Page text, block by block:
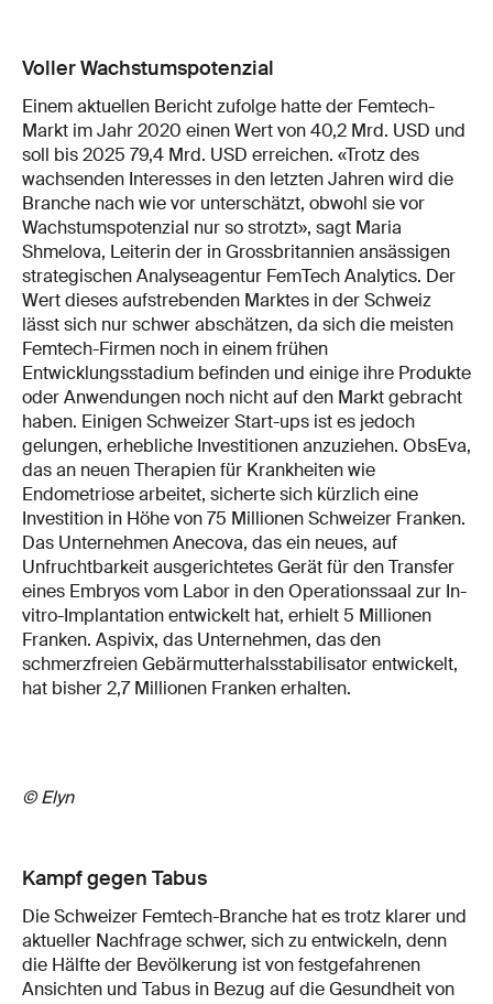
Voller Wachstumspotenzial
Einem aktuellen Bericht zufolge hatte der Femtech-
Markt im Jahr 2020 einen Wert von 40,2 Mrd. USD und
soll bis 2025 79,4 Mrd. USD erreichen. «Trotz des
wachsenden Interesses in den letzten Jahren wird die
Branche nach wie vor unterschätzt, obwohl sie vor
Wachstumspotenzial nur so strotzt», sagt Maria
Shmelova, Leiterin der in Grossbritannien ansässigen
strategischen Analyseagentur FemTech Analytics. Der
Wert dieses aufstrebenden Marktes in der Schweiz
lässt sich nur schwer abschätzen, da sich die meisten
Femtech-Firmen noch in einem frühen
Entwicklungsstadium befinden und einige ihre Produkte
oder Anwendungen noch nicht auf den Markt gebracht
haben. Einigen Schweizer Start-ups ist es jedoch
gelungen, erhebliche Investitionen anzuziehen. ObsEva,
das an neuen Therapien für Krankheiten wie
Endometriose arbeitet, sicherte sich kürzlich eine
Investition in Höhe von 75 Millionen Schweizer Franken.
Das Unternehmen Anecova, das ein neues, auf
Unfruchtbarkeit ausgerichtetes Gerät für den Transfer
eines Embryos vom Labor in den Operationssaal zur In-
vitro-Implantation entwickelt hat, erhielt 5 Millionen
Franken. Aspivix, das Unternehmen, das den
schmerzfreien Gebärmutterhalsstabilisator entwickelt,
hat bisher 2,7 Millionen Franken erhalten.
© Elyn
Kampf gegen Tabus
Die Schweizer Femtech-Branche hat es trotz klarer und
aktueller Nachfrage schwer, sich zu entwickeln, denn
die Hälfte der Bevölkerung ist von festgefahrenen
Ansichten und Tabus in Bezug auf die Gesundheit von